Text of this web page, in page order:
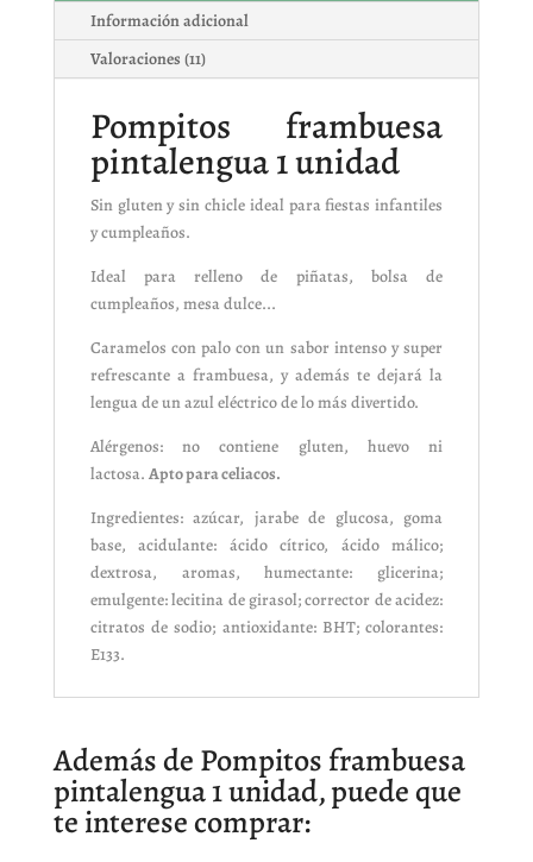
Información adicional
Valoraciones (11)
Pompitos frambuesa
pintalengua 1 unidad
Sin gluten y sin chicle ideal para fiestas infantiles
y cumpleaños.
Ideal para relleno de piñatas, bolsa de
cumpleaños, mesa dulce...
Caramelos con palo con un sabor intenso y super
refrescante a frambuesa, y además te dejará la
lengua de un azul eléctrico de lo más divertido.
Alérgenos: no contiene gluten, huevo ni
lactosa. Apto para celiacos.
Ingredientes: azúcar, jarabe de glucosa, goma
base, acidulante: ácido cítrico, ácido málico;
dextrosa, aromas, humectante: glicerina;
emulgente: lecitina de girasol; corrector de acidez:
citratos de sodio; antioxidante: BHT; colorantes:
E133.
Además de Pompitos frambuesa
pintalengua 1 unidad, puede que
te interese comprar: